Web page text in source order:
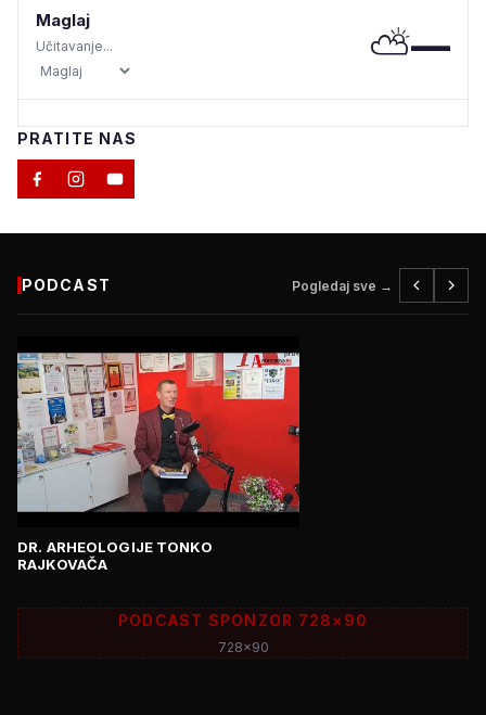
Maglaj
Učitavanje... ⛅—
PRATITE NAS
PODCAST Pogledaj sve →
DR. ARHEOLOGIJE TONKO
RAJKOVAČA
PODCAST SPONZOR 728×90
728x90